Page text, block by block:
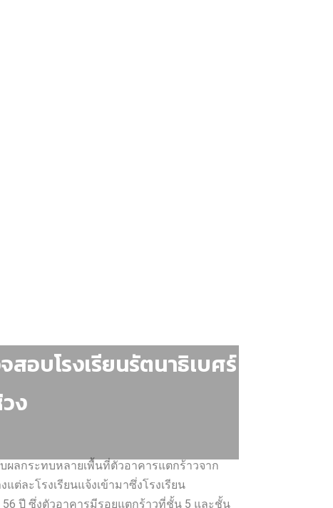
อบโรงเรียนรัตนาธิเบศร์
ง
ผลกระทบหลายเพื้นที่ตัวอาคารแตกร้าวจาก
ละโรงเรียนแจ้งเข้ามาซึ่งโรงเรียน
ปี ซึ่งตัวอาคารมีรอยแตกร้าวที่ชั้น 5 และชั้น